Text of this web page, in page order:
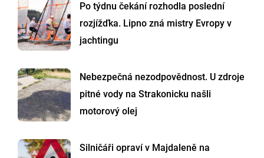
Po týdnu čekání rozhodla poslední
rozjížďka. Lipno zná mistry Evropy v
jachtingu
Nebezpečná nezodpovědnost. U zdroje
pitné vody na Strakonicku našli
motorový olej
Silničáři opraví v Majdaleně na